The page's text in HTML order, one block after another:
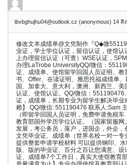
ibvbghujhu04@outlook.cz (anonymous) 14 สิ
修改文本成绩单@文凭制作『Q◆微
业证，学士学位认证，留信认证，使馆
上办理留信认证（可查）WSE认证，
办理LaTrobe UniversityQQ/微信：
证、成绩单、使馆留学回国人员证明、
书、Offer、在读证明、雅思托福成绩单
国、加拿大、意大利，澳洲、新西兰、
认证、使馆认证。QQ/微信：
证，成绩单，长期专业为留学生解决毕
赖】 QQ/微信: 551190476 联系人:Sam
（即留学回国人员证明，免费申请免税
教育部国外学历学位认证。（国家留服网
发展，考公务员，落户，进国企，外企
文凭毕业证、成绩单（世界名校一对一专
提供整套申请学校材料 可以提供钢印、
版、版的毕业证、百分之百让您满意、
证、成绩单7个工作日，真实大使馆教育